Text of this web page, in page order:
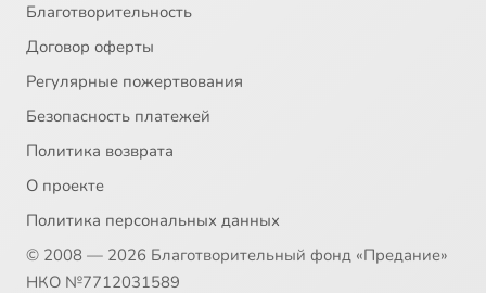
Благотворительность
Договор оферты
Регулярные пожертвования
Безопасность платежей
Политика возврата
О проекте
Политика персональных данных
© 2008 — 2026 Благотворительный фонд «Предание»
НКО №7712031589